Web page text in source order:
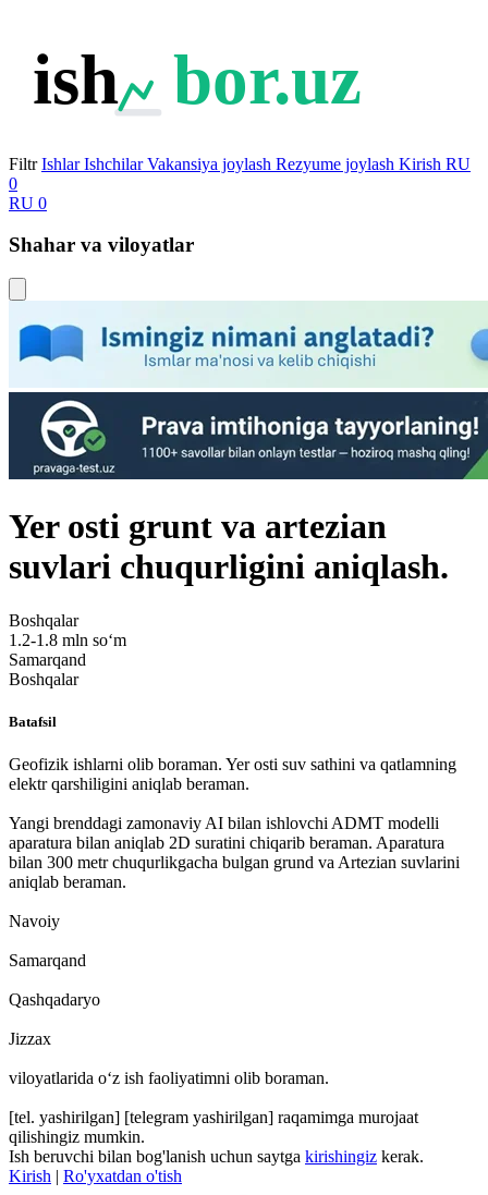
ish bor.uz
Filtr Ishlar Ishchilar Vakansiya joylash Rezyume joylash Kirish RU
0
RU 0
Shahar va viloyatlar
Yer osti grunt va artezian
suvlari chuqurligini aniqlash.
Boshqalar
1.2-1.8 mln soʻm
Samarqand
Boshqalar
Batafsil
Geofizik ishlarni olib boraman. Yer osti suv sathini va qatlamning
elektr qarshiligini aniqlab beraman.
Yangi brenddagi zamonaviy AI bilan ishlovchi ADMT modelli
aparatura bilan aniqlab 2D suratini chiqarib beraman. Aparatura
bilan 300 metr chuqurlikgacha bulgan grund va Artezian suvlarini
aniqlab beraman.
Navoiy
Samarqand
Qashqadaryo
Jizzax
viloyatlarida oʻz ish faoliyatimni olib boraman.
[tel. yashirilgan] [telegram yashirilgan] raqamimga murojaat
qilishingiz mumkin.
Ish beruvchi bilan bog'lanish uchun saytga kirishingiz kerak.
Kirish | Ro'yxatdan o'tish